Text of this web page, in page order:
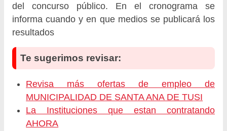
del concurso público. En el cronograma se
informa cuando y en que medios se publicará los
resultados
Te sugerimos revisar:
Revisa más ofertas de empleo de
MUNICIPALIDAD DE SANTA ANA DE TUSI
La Instituciones que estan contratando
AHORA